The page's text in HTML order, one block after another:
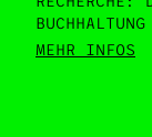
BUCHHALTUNG
MEHR INFOS